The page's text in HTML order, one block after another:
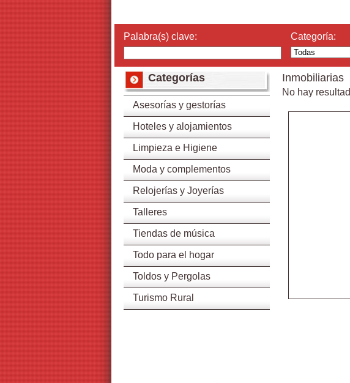
Palabra(s) clave: Categoría:
Categorías
Asesorías y gestorías
Hoteles y alojamientos
Limpieza e Higiene
Moda y complementos
Relojerías y Joyerías
Talleres
Tiendas de música
Todo para el hogar
Toldos y Pergolas
Turismo Rural
Inmobiliarias
No hay